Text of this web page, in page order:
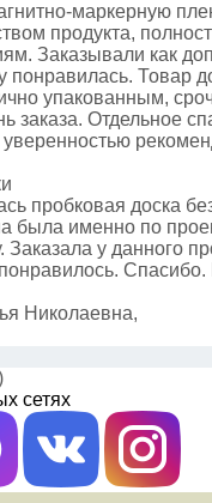
маркерную
продукта,
Заказывали как
понравилась. Товар
упакованным,
заказа. Отдельное
пробковая доска
была именно по
Заказала у данного
Николаевна,
сетях